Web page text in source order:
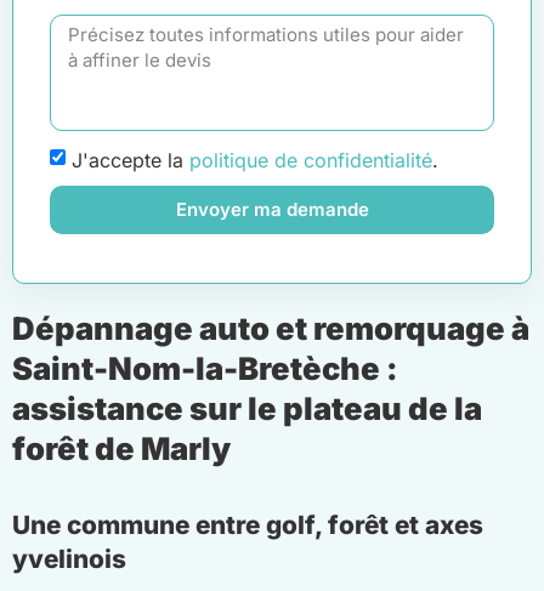
J'accepte la politique de confidentialité.
Envoyer ma demande
Dépannage auto et remorquage à
Saint-Nom-la-Bretèche :
assistance sur le plateau de la
forêt de Marly
Une commune entre golf, forêt et axes
yvelinois